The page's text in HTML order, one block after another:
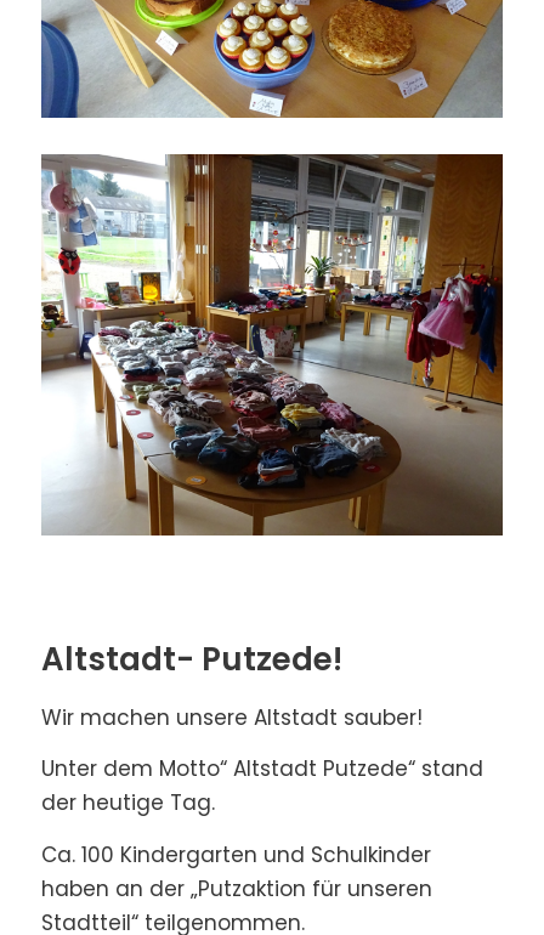
Altstadt- Putzede!
Wir machen unsere Altstadt sauber!
Unter dem Motto“ Altstadt Putzede“ stand
der heutige Tag.
Ca. 100 Kindergarten und Schulkinder
haben an der „Putzaktion für unseren
Stadtteil“ teilgenommen.